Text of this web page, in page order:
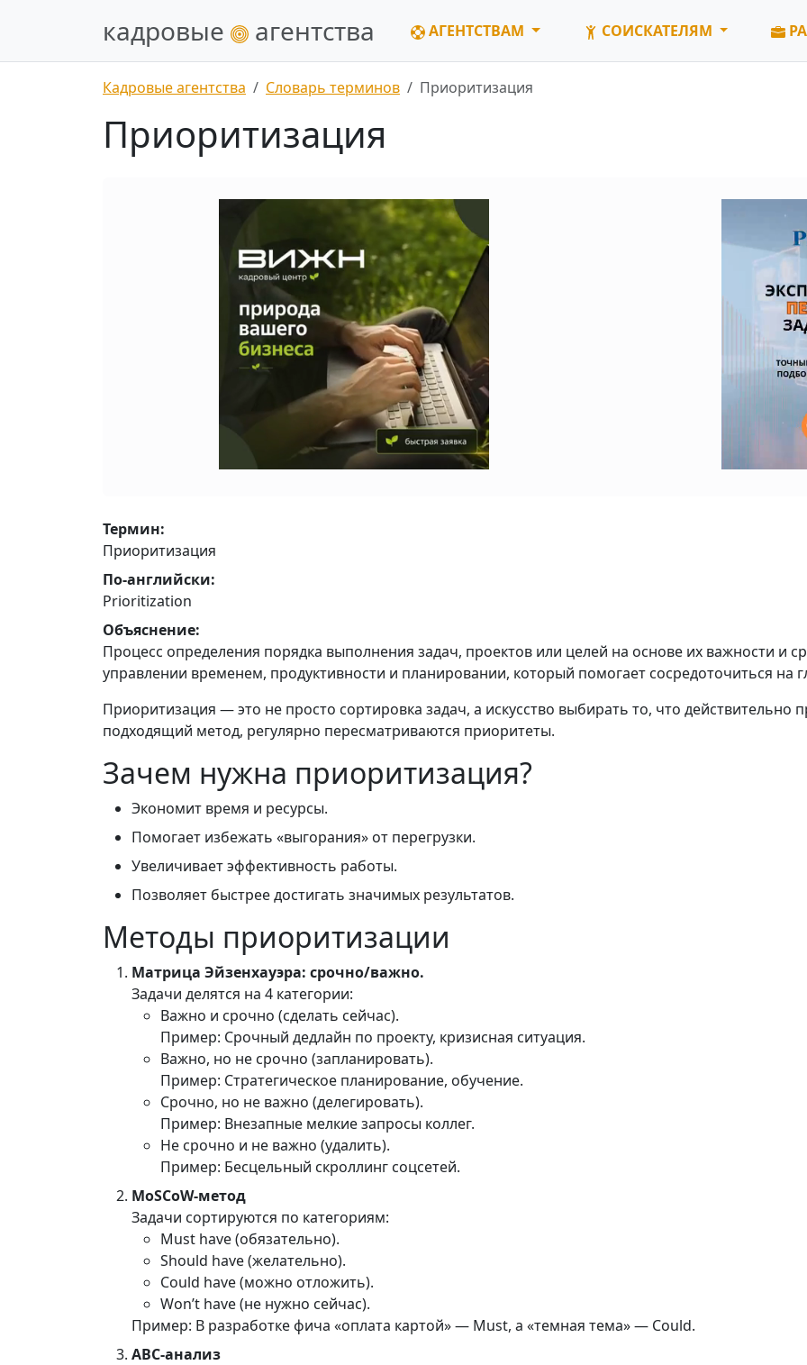
кадровые агентства АГЕНТСТВАМ СОИСКАТЕЛЯМ
Кадровые агентства Словарь терминов Приоритизация
Приоритизация
Термин:
Приоритизация
По-английски:
Prioritization
Объяснение:
Процесс определения порядка выполнения задач, проектов или целей на основе их важности и
управлении временем, продуктивности и планировании, который помогает сосредоточиться на
Приоритизация — это не просто сортировка задач, а искусство выбирать то, что действительно
подходящий метод, регулярно пересматриваются приоритеты.
Зачем нужна приоритизация?
Экономит время и ресурсы.
Помогает избежать «выгорания» от перегрузки.
Увеличивает эффективность работы.
Позволяет быстрее достигать значимых результатов.
Методы приоритизации
Матрица Эйзенхауэра: срочно/важно.
Задачи делятся на 4 категории:
Важно и срочно (сделать сейчас).
Пример: Срочный дедлайн по проекту, кризисная ситуация.
Важно, но не срочно (запланировать).
Пример: Стратегическое планирование, обучение.
Срочно, но не важно (делегировать).
Пример: Внезапные мелкие запросы коллег.
Не срочно и не важно (удалить).
Пример: Бесцельный скроллинг соцсетей.
MoSCoW-метод
Задачи сортируются по категориям:
Must have (обязательно).
Should have (желательно).
Could have (можно отложить).
Won’t have (не нужно сейчас).
Пример: В разработке фича «оплата картой» — Must, а «темная тема» — Could.
ABC-анализ